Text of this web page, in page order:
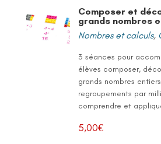
Composer et
grands nombres
Nombres et calculs,
3 séances pour
élèves composer,
grands nombres
regroupements par
comprendre et
5,00€